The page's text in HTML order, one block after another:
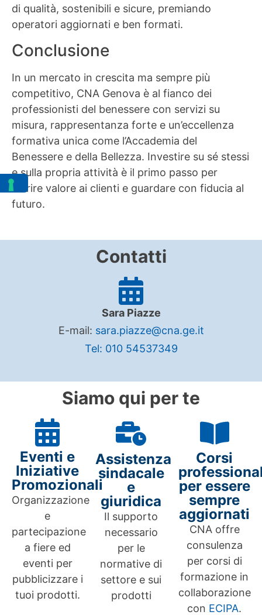
di qualità, sostenibili e sicure, premiando
operatori aggiornati e ben formati.
Conclusione
In un mercato in crescita ma sempre più
competitivo, CNA Genova è al fianco dei
professionisti del benessere con servizi su
misura, rappresentanza forte e un’eccellenza
formativa unica come l’Accademia del
Benessere e della Bellezza. Investire su sé stessi
e sulla propria attività è il primo passo per
offrire valore ai clienti e guardare con fiducia al
futuro.
Contatti
Sara Piazze
E-mail: sara.piazze@cna.ge.it
Tel: 010 54537349
Siamo qui per te
Eventi e
Iniziative
Promozionali
Organizzazione
e
partecipazione
a fiere ed
eventi per
pubblicizzare i
tuoi prodotti.
Assistenza
sindacale
e
giuridica
Il supporto
necessario
per le
normative di
settore e sui
prodotti
Corsi
per essere
sempre
aggiornati
CNA offre
consulenza
per corsi di
formazione in
collaborazione
con ECIPA.